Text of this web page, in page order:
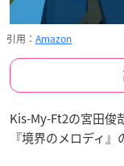
引用： Amazon
Kis-My-Ft2の宮田俊
『境界のメロディ